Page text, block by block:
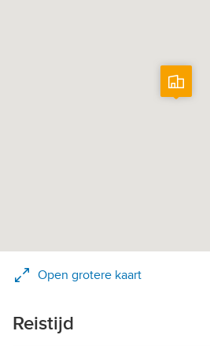
Open grotere kaart
Reistijd